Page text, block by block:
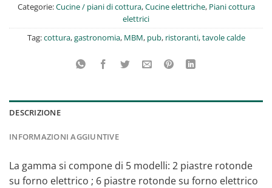
Categorie:Cucine / piani di cottura,Cucine elettriche, Piani cottura
elettrici
Tag:cottura,gastronomia, MBM, pub, ristoranti,tavole calde
DESCRIZIONE
INFORMAZIONI AGGIUNTIVE
La gamma si compone di 5 modelli: 2 piastre rotonde
su forno elettrico ; 6 piastre rotonde su forno elettrico